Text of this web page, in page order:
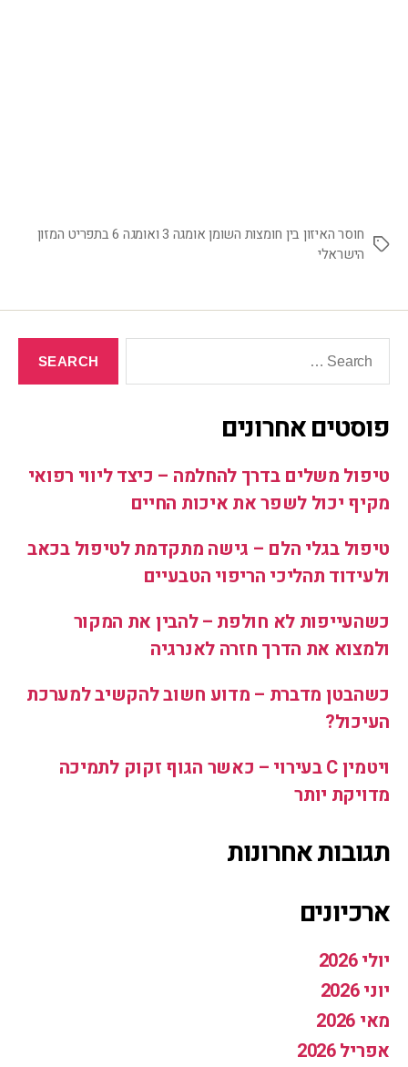
חוסר האיזון בין חומצות השומן אומגה 3 ואומגה 6 בתפריט המזון
הישראלי
פוסטים אחרונים
טיפול משלים בדרך להחלמה – כיצד ליווי רפואי
מקיף יכול לשפר את איכות החיים
טיפול בגלי הלם – גישה מתקדמת לטיפול בכאב
ולעידוד תהליכי הריפוי הטבעיים
כשהעייפות לא חולפת – להבין את המקור
ולמצוא את הדרך חזרה לאנרגיה
כשהבטן מדברת – מדוע חשוב להקשיב למערכת
העיכול?
ויטמין C בעירוי – כאשר הגוף זקוק לתמיכה
מדויקת יותר
תגובות אחרונות
ארכיונים
יולי 2026
יוני 2026
מאי 2026
אפריל 2026